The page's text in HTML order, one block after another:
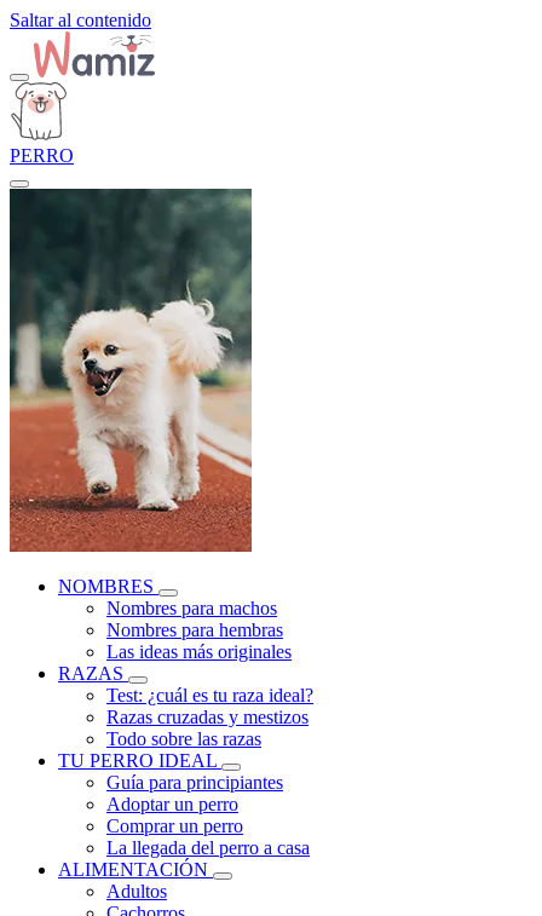
Saltar al contenido
PERRO
NOMBRES
Nombres para machos
Nombres para hembras
Las ideas más originales
RAZAS
Test: ¿cuál es tu raza ideal?
Razas cruzadas y mestizos
Todo sobre las razas
TU PERRO IDEAL
Guía para principiantes
Adoptar un perro
Comprar un perro
La llegada del perro a casa
ALIMENTACIÓN
Adultos